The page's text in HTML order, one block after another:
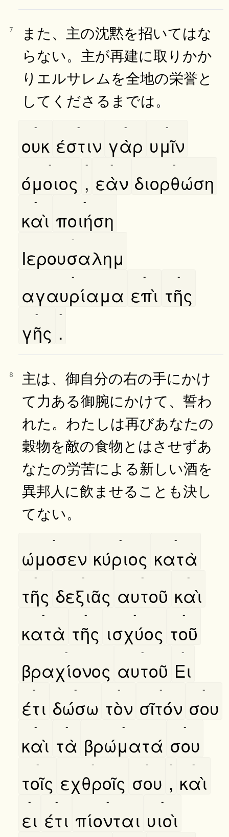
7
また、主の沈黙を招いてはな
らない。主が再建に取りかか
りエルサレムを全地の栄誉と
してくださるまでは。
ουκ
-
έστιν
-
γὰρ
-
υμῖν
-
όμοιος
-
,
-
εὰν
-
διορθώση
-
καὶ
-
ποιήση
-
Ιερουσαλημ
-
αγαυρίαμα
-
επὶ
-
τῆς
-
γῆς
-
.
-
8
主は、御自分の右の手にかけ
て力ある御腕にかけて、誓わ
れた。わたしは再びあなたの
穀物を敵の食物とはさせずあ
なたの労苦による新しい酒を
異邦人に飲ませることも決し
てない。
ώμοσεν
-
κύριος
-
κατὰ
-
τῆς
-
δεξιᾶς
-
αυτοῦ
-
καὶ
-
κατὰ
-
τῆς
-
ισχύος
-
τοῦ
-
βραχίονος
-
αυτοῦ
-
Ει
-
έτι
-
δώσω
-
τὸν
-
σῖτόν
-
σου
-
καὶ
-
τὰ
-
βρώματά
-
σου
-
τοῖς
-
εχθροῖς
-
σου
-
,
-
καὶ
-
ει
-
έτι
-
πίονται
-
υιοὶ
-